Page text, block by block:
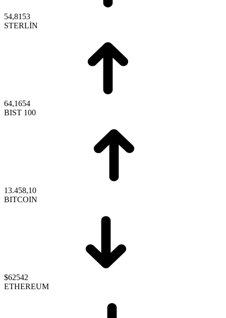
54,8153
STERLİN
64,1654
BIST 100
13.458,10
BITCOIN
$62542
ETHEREUM